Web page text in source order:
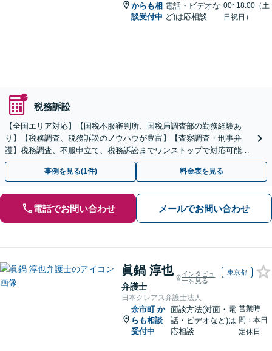
からも相
談受付中
電話・ビデオな
ど)は応相談
00~18:00（土
日祝日）
税務訴訟
【全国エリア対応】【国税不服審判所、国税局調査部の勤務経験あ
り】【税務調査、税務訴訟のノウハウが豊富】【査察調査・刑事弁
護】税務調査、不服申立て、税務訴訟までワンストップで対応可能！
事業承継にも対応【休日・夜間相談可】
事例を見る(1件) 料金表を見る
電話でお問い合わせ メールでお問い合わせ
眞鍋 淳也
弁護士
インタビュ
ーを見る
東京都
日本クレアス弁護士法人
余市町 か
らも相談
受付中
面談方法(対面・電
話・ビデオなど)は
応相談
営業時
間：本日
定休日